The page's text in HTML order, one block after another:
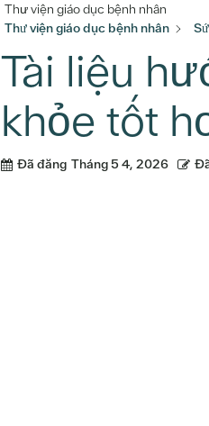
Thư viện giáo dục bệnh nhân
Thư viện giáo dục bệnh nhân
Tài liệu
khỏe tốt
Đã đăng Tháng 5 4, 2026